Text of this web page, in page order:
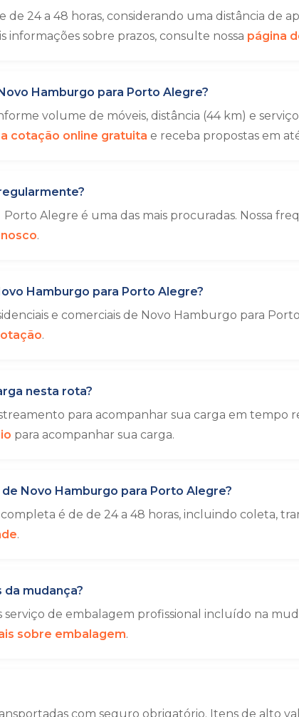
de 24 a 48 horas, considerando uma distância de
informações sobre prazos, consulte nossa página
Hamburgo para Porto Alegre?
volume de móveis, distância (44 km) e
cotação online gratuita e receba propostas em
Alegre é uma das mais procuradas. Nossa
.
Hamburgo para Porto Alegre?
e comerciais de Novo Hamburgo para
.
nesta rota?
para acompanhar sua carga em
para acompanhar sua carga.
Novo Hamburgo para Porto Alegre?
é de de 24 a 48 horas, incluindo coleta,
.
mudança?
de embalagem profissional incluído na
sobre embalagem.
com seguro obrigatório. Itens de alto